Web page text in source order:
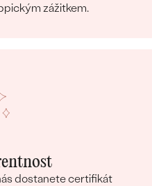
zážitkem.
dostanete certifikát